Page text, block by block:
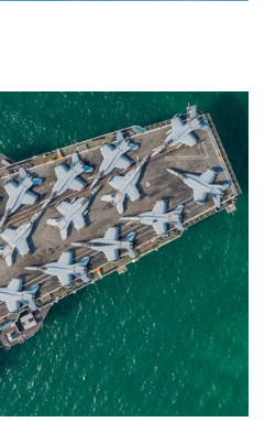
per i settori